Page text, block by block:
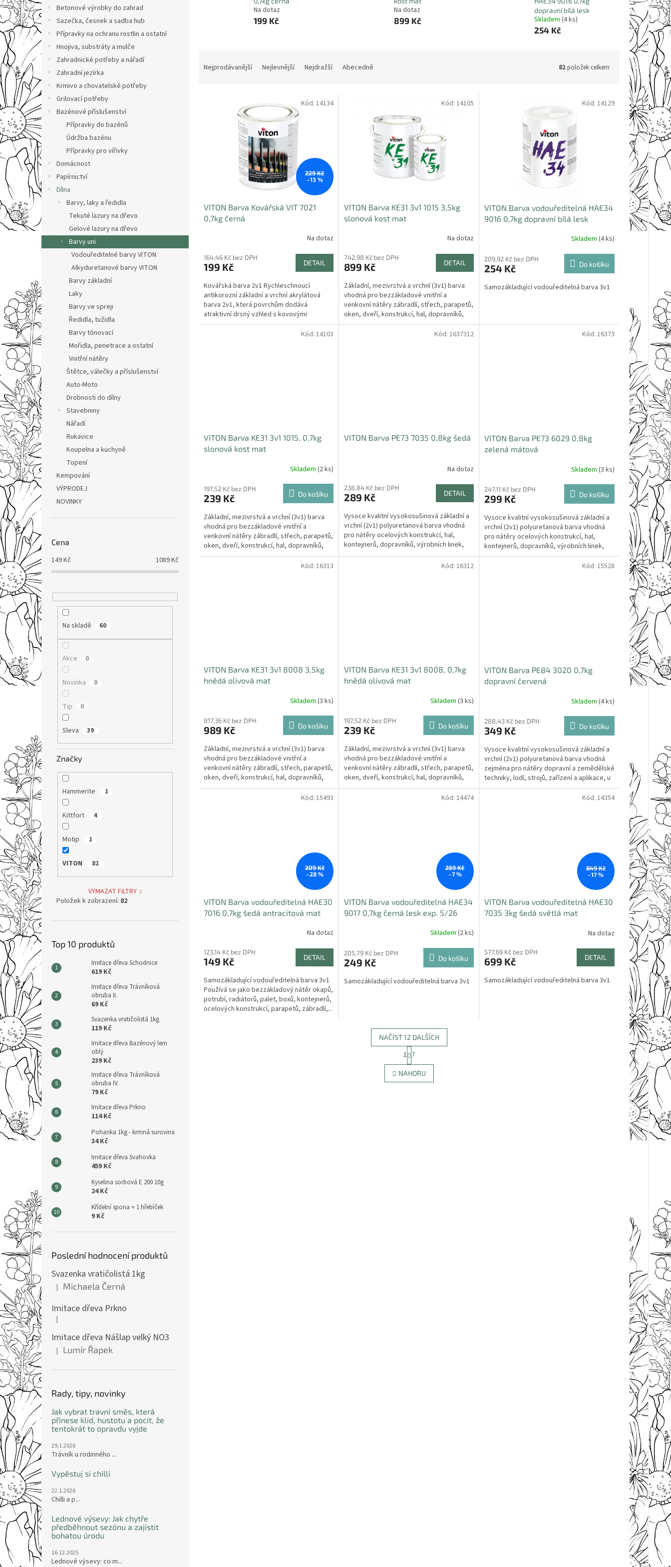
n
e
l
Betonové výrobky do zahrad
Sazečka, česnek a sadba hub
Přípravky na ochranu rostlin a ostatní
Hnojiva, substráty a mulče
Zahradnické potřeby a nářadí
Zahradní jezírka
Krmivo a chovatelské potřeby
Grilovací potřeby
Bazénové příslušenství
Přípravky do bazénů
Údržba bazénu
Přípravky pro vířivky
Domácnost
Papírnictví
Dílna
Barvy, laky a ředidla
Tekuté lazury na dřevo
Gelové lazury na dřevo
Barvy uni
Vodouředitelné barvy VITON
Alkyduretanové barvy VITON
Barvy základní
Laky
Barvy ve spreji
Ředidla, tužidla
Barvy tónovací
Mořidla, penetrace a ostatní
Vnitřní nátěry
Štětce, válečky a příslušenství
Auto-Moto
Drobnosti do dílny
Stavebniny
Nářadí
Rukavice
Koupelna a kuchyně
Topení
Kempování
VÝPRODEJ
NOVINKY
Cena
149Kč 1089Kč
Na skladě 60
Akce 0
Novinka 0
Tip 0
Sleva 39
Značky
Hammerite 1
Kittfort 4
Motip 1
VITON 82
VYMAZAT FILTRY
Položek k zobrazení: 82
Top 10 produktů
Imitace dřeva Schodnice
619 Kč
Imitace dřeva Trávníková
obruba II.
69 Kč
Svazenka vratičolistá 1kg
119 Kč
Imitace dřeva Bazénový lem
oblý
239 Kč
Imitace dřeva Trávníková
obruba IV.
79 Kč
Imitace dřeva Prkno
114 Kč
Pohanka 1kg - krmná surovina
34 Kč
Imitace dřeva Svahovka
459 Kč
Kyselina sorbová E 200 10g
24 Kč
Křídelní spona + 1 hřebíček
9 Kč
Poslední hodnocení produktů
Svazenka vratičolistá 1kg
Hodnocení produktu je 5 z 5 hvězdiček.
| Michaela Černá
Imitace dřeva Prkno
Hodnocení produktu je 5 z 5 hvězdiček.
|
Imitace dřeva Nášlap velký NO3
Hodnocení produktu je 5 z 5 hvězdiček.
| Lumír Řapek
Rady, tipy, novinky
Jak vybrat travní směs, která
přinese klid, hustotu a pocit, že
tentokrát to opravdu vyjde
29.1.2026
Trávník u rodinného ...
Vypěstuj si chilli
22.1.2026
Chilli a p...
Lednové výsevy: Jak chytře
předběhnout sezónu a zajistit
bohatou úrodu
16.12.2025
Lednové výsevy: co m...
Na dotaz
199 Kč
Na dotaz
899 Kč
dopravní bílá lesk
Skladem (4 ks)
254 Kč
Nejprodávanější Nejlevnější Nejdražší Abecedně 82položek celkem
229 Kč
–13 %
VITON Barva Kovářská VIT 7021
0,7kg černá
Na dotaz
164,46 Kč bez DPH
199 Kč DETAIL
Kovářská barva 2v1 Rychleschnoucí
antikorozní základní a vrchní akrylátová
barva 2v1, která povrchům dodává
atraktivní drsný vzhled s kovovými
metalickými odlesky, podobnými...
Kód: 14134
VITON Barva KE31 3v1 1015 3,5kg
slonová kost mat
Na dotaz
742,98 Kč bez DPH
899 Kč DETAIL
Základní, mezivrstvá a vrchní (3v1) barva
vhodná pro bezzákladové vnitřní a
venkovní nátěry zábradlí, střech, parapetů,
oken, dveří, konstrukcí, hal, dopravníků,
výrobních...
Kód: 14105
VITON Barva vodouředitelná HAE34
9016 0,7kg dopravní bílá lesk
Skladem (4 ks)
209,92 Kč bez DPH
254 Kč Do košíku
Samozákladující vodouředitelná barva 3v1
Kód: 14129
VITON Barva KE31 3v1 1015, 0,7kg
slonová kost mat
Skladem (2 ks)
197,52 Kč bez DPH
239 Kč Do košíku
Základní, mezivrstvá a vrchní (3v1) barva
vhodná pro bezzákladové vnitřní a
venkovní nátěry zábradlí, střech, parapetů,
oken, dveří, konstrukcí, hal, dopravníků,
výrobních...
Kód: 14103
VITON Barva PE73 7035 0,8kg šedá
Na dotaz
238,84 Kč bez DPH
289 Kč DETAIL
Vysoce kvalitní vysokosušinová základní a
vrchní (2v1) polyuretanová barva vhodná
pro nátěry ocelových konstrukcí, hal,
kontejnerů, dopravníků, výrobních linek,
strojů a...
Kód: 1637312
VITON Barva PE73 6029 0,8kg
zelená mátová
Skladem (3 ks)
247,11 Kč bez DPH
299 Kč Do košíku
Vysoce kvalitní vysokosušinová základní a
vrchní (2v1) polyuretanová barva vhodná
pro nátěry ocelových konstrukcí, hal,
kontejnerů, dopravníků, výrobních linek,
strojů a...
Kód: 16373
VITON Barva KE31 3v1 8008 3,5kg
hnědá olivová mat
Skladem (3 ks)
817,36 Kč bez DPH
989 Kč Do košíku
Základní, mezivrstvá a vrchní (3v1) barva
vhodná pro bezzákladové vnitřní a
venkovní nátěry zábradlí, střech, parapetů,
oken, dveří, konstrukcí, hal, dopravníků,
výrobních...
Kód: 16313
VITON Barva KE31 3v1 8008, 0,7kg
hnědá olivová mat
Skladem (3 ks)
197,52 Kč bez DPH
239 Kč Do košíku
Základní, mezivrstvá a vrchní (3v1) barva
vhodná pro bezzákladové vnitřní a
venkovní nátěry zábradlí, střech, parapetů,
oken, dveří, konstrukcí, hal, dopravníků,
výrobních...
Kód: 16312
VITON Barva PE84 3020 0,7kg
dopravní červená
Skladem (4 ks)
288,43 Kč bez DPH
349 Kč Do košíku
Vysoce kvalitní vysokosušinová základní a
vrchní (2v1) polyuretanová barva vhodná
zejména pro nátěry dopravní a zemědělské
techniky, lodí, strojů, zařízení a aplikace, u
nichž...
Kód: 15528
209 Kč
–28 %
VITON Barva vodouředitelná HAE30
7016 0,7kg šedá antracitová mat
Na dotaz
123,14 Kč bez DPH
149 Kč DETAIL
Samozákladující vodouředitelná barva 3v1
Používá se jako bezzákladový nátěr okapů,
potrubí, radiátorů, palet, boxů, kontejnerů,
ocelových konstrukcí, parapetů, zábradlí,...
Kód: 15493
269 Kč
–7 %
VITON Barva vodouředitelná HAE34
9017 0,7kg černá lesk exp. 5/26
Skladem (2 ks)
205,79 Kč bez DPH
249 Kč Do košíku
Samozákladující vodouředitelná barva 3v1
Kód: 14474
849 Kč
–17 %
VITON Barva vodouředitelná HAE30
7035 3kg šedá světlá mat
Na dotaz
577,69 Kč bez DPH
699 Kč DETAIL
Samozákladující vodouředitelná barva 3v1
Kód: 14354
O
v
l
NAČÍST 12 DALŠÍCH
S
t
r
á
n
1 7
NAHORU